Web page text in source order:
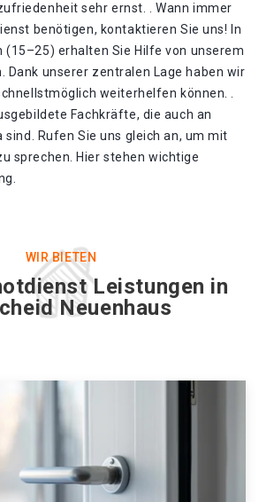
sehr ernst. . Wann immer
benötigen, kontaktieren Sie uns! In
(15–25) erhalten Sie Hilfe von unserem
Dank unserer zentralen Lage haben wir
weiterhelfen können. .
Fachkräfte, die auch an
sind. Rufen Sie uns gleich an, um mit
sprechen. Hier stehen wichtige
WIR BIETEN
Leistungen in
Neuenhaus